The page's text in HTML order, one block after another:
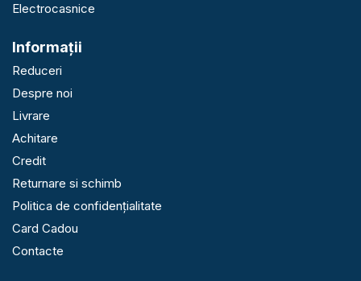
Electrocasnice
Informaţii
Reduceri
Despre noi
Livrare
Achitare
Credit
Returnare si schimb
Politica de confidențialitate
Card Cadou
Contacte